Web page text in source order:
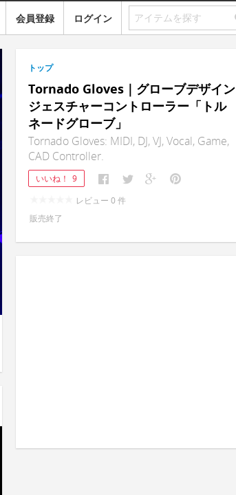
会員登録 ログイン
トップ
Tornado Gloves｜グローブデザイン
ジェスチャーコントローラー「トル
ネードグローブ」
Tornado Gloves: MIDI, DJ, VJ, Vocal, Game,
CAD Controller.
いいね！ 9
レビュー 0 件
販売終了